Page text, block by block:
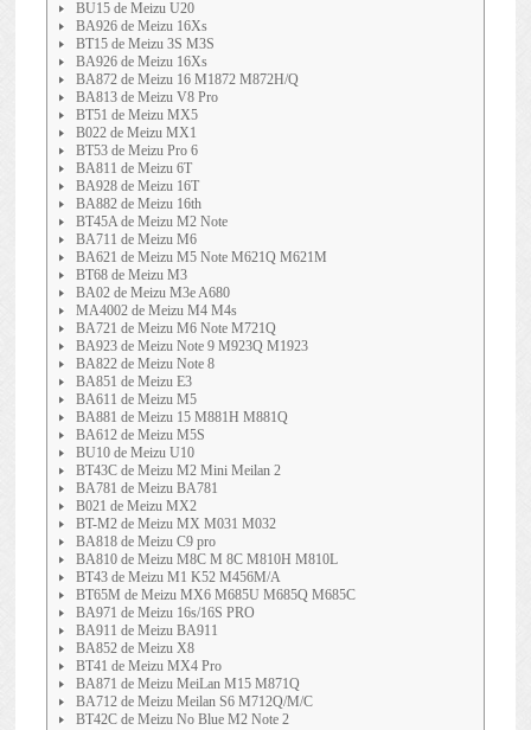
BU15 de Meizu U20
BA926 de Meizu 16Xs
BT15 de Meizu 3S M3S
BA926 de Meizu 16Xs
BA872 de Meizu 16 M1872 M872H/Q
BA813 de Meizu V8 Pro
BT51 de Meizu MX5
B022 de Meizu MX1
BT53 de Meizu Pro 6
BA811 de Meizu 6T
BA928 de Meizu 16T
BA882 de Meizu 16th
BT45A de Meizu M2 Note
BA711 de Meizu M6
BA621 de Meizu M5 Note M621Q M621M
BT68 de Meizu M3
BA02 de Meizu M3e A680
MA4002 de Meizu M4 M4s
BA721 de Meizu M6 Note M721Q
BA923 de Meizu Note 9 M923Q M1923
BA822 de Meizu Note 8
BA851 de Meizu E3
BA611 de Meizu M5
BA881 de Meizu 15 M881H M881Q
BA612 de Meizu M5S
BU10 de Meizu U10
BT43C de Meizu M2 Mini Meilan 2
BA781 de Meizu BA781
B021 de Meizu MX2
BT-M2 de Meizu MX M031 M032
BA818 de Meizu C9 pro
BA810 de Meizu M8C M 8C M810H M810L
BT43 de Meizu M1 K52 M456M/A
BT65M de Meizu MX6 M685U M685Q M685C
BA971 de Meizu 16s/16S PRO
BA911 de Meizu BA911
BA852 de Meizu X8
BT41 de Meizu MX4 Pro
BA871 de Meizu MeiLan M15 M871Q
BA712 de Meizu Meilan S6 M712Q/M/C
BT42C de Meizu No Blue M2 Note 2